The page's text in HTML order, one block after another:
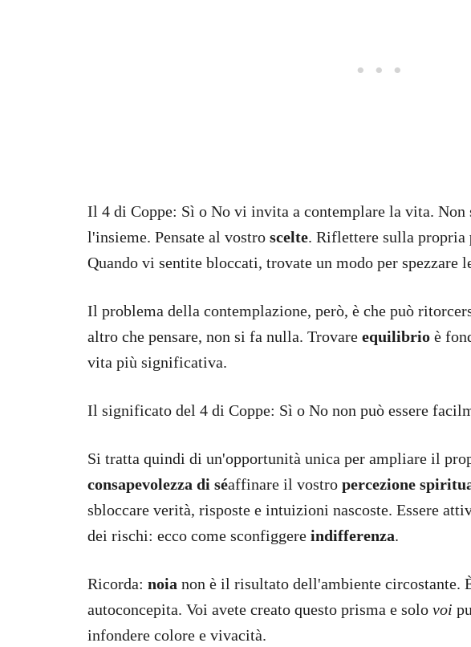
Il 4 di Coppe: Sì o No vi invita a contemplare la vita. Non
l'insieme. Pensate al vostro scelte. Riflettere sulla propria
Quando vi sentite bloccati, trovate un modo per spezzare
Il problema della contemplazione, però, è che può
altro che pensare, non si fa nulla. Trovare equilibrio è
vita più significativa.
Il significato del 4 di Coppe: Sì o No non può essere
Si tratta quindi di un'opportunità unica per ampliare il
consapevolezza di séaffinare il vostro percezione
sbloccare verità, risposte e intuizioni nascoste. Essere
dei rischi: ecco come sconfiggere indifferenza.
Ricorda: noia non è il risultato dell'ambiente circostante.
autoconcepita. Voi avete creato questo prisma e solo voi
infondere colore e vivacità.